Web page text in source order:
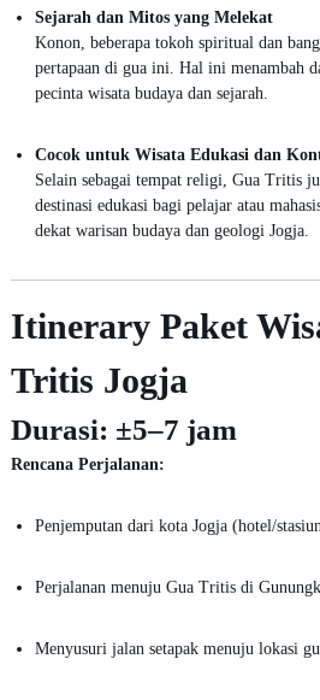
Sejarah dan Mitos yang Melekat
Konon, beberapa tokoh spiritual dan
pertapaan di gua ini. Hal ini menambah
pecinta wisata budaya dan sejarah.
Cocok untuk Wisata Edukasi dan
Selain sebagai tempat religi, Gua Tritis
destinasi edukasi bagi pelajar atau
dekat warisan budaya dan geologi Jogja.
Itinerary Paket
Tritis Jogja
Durasi: ±5–7 jam
Rencana Perjalanan:
Penjemputan dari kota Jogja (hotel/
Perjalanan menuju Gua Tritis di
Menyusuri jalan setapak menuju lokasi